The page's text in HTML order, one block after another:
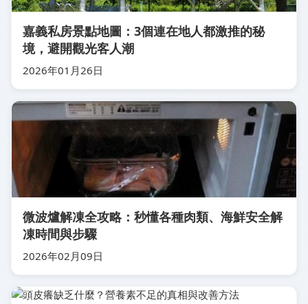
嘉義私房景點地圖：3個連在地人都激推的秘
境，避開觀光客人潮
2026年01月26日
微波爐解凍全攻略：秒懂各種肉類、海鮮安全解
凍時間與步驟
2026年02月09日